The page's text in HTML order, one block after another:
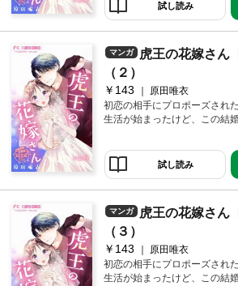
試し読み
マンガ
虎王の花嫁さん
（２）
￥143
原田唯衣
初恋の相手にプロポーズされ
生活が始まったけど、この結
試し読み
マンガ
虎王の花嫁さん
（３）
￥143
原田唯衣
初恋の相手にプロポーズされ
生活が始まったけど、この結